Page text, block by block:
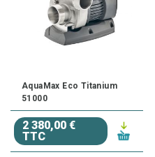
AquaMax Eco Titanium
51000
2 380,00 €
TTC